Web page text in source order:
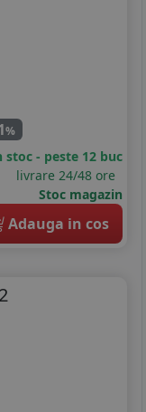
%
stoc - peste 12 buc
livrare 24/48 ore
Stoc magazin
Adauga in cos